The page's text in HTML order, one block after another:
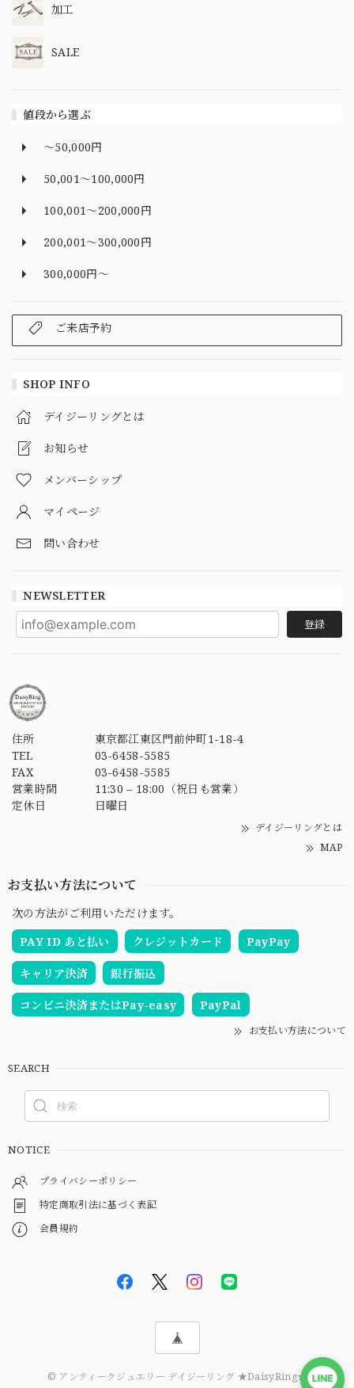
加工
SALE
値段から選ぶ
～50,000円
50,001～100,000円
100,001～200,000円
200,001～300,000円
300,000円～
ご来店予約
SHOP INFO
デイジーリングとは
お知らせ
メンバーシップ
マイページ
問い合わせ
NEWSLETTER
登録
住所
東京都江東区門前仲町1-18-4
TEL
03-6458-5585
FAX
03-6458-5585
営業時間
11:30 – 18:00（祝日も営業）
定休日
日曜日
デイジーリングとは
MAP
お支払い方法について
次の方法がご利用いただけます。
PAY ID あと払い
クレジットカード PayPay
キャリア決済 銀行振込
コンビニ決済またはPay-easy PayPal
お支払い方法について
SEARCH
NOTICE
プライバシーポリシー
特定商取引法に基づく表記
会員規約
© アンティークジュエリー デイジーリング ★DaisyRing★